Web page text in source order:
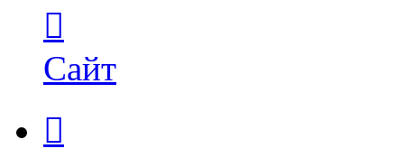
пользователя
ПортМолд
Сайт